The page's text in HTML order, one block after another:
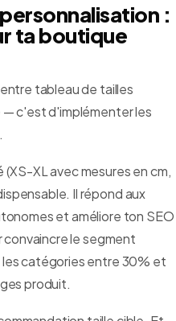
:
ta boutique
tableau de tailles
c'est d'implémenter les
XL avec mesures en cm,
Il répond aux
et améliore ton SEO
le segment
catégories entre 30% et
produit.